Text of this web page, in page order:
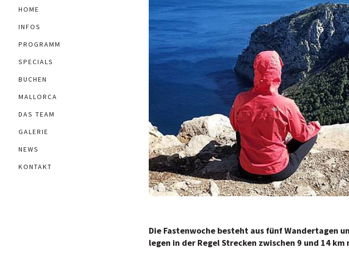
HOME
INFOS
PROGRAMM
SPECIALS
BUCHEN
MALLORCA
DAS TEAM
GALERIE
NEWS
KONTAKT
Die Fastenwoche besteht aus fünf Wandertagen
legen in der Regel Strecken zwischen 9 und 14